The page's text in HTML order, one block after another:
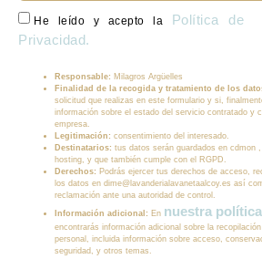
He leído y acepto la
Política de
Privacidad.
Responsable: Milagros Argüelles
Finalidad de la recogida y tratamiento de los
solicitud que realizas en este formulario y si,
información sobre el estado del servicio contratado y
empresa.
Legitimación: consentimiento del interesado.
Destinatarios: tus datos serán guardados en cdmon
hosting, y que también cumple con el RGPD.
Derechos: Podrás ejercer tus derechos de acceso,
los datos en dime@lavanderialavanetaalcoy.es así
reclamación ante una autoridad de control.
Información adicional: En nuestra
encontrarás información adicional sobre la
personal, incluida información sobre acceso,
seguridad, y otros temas.